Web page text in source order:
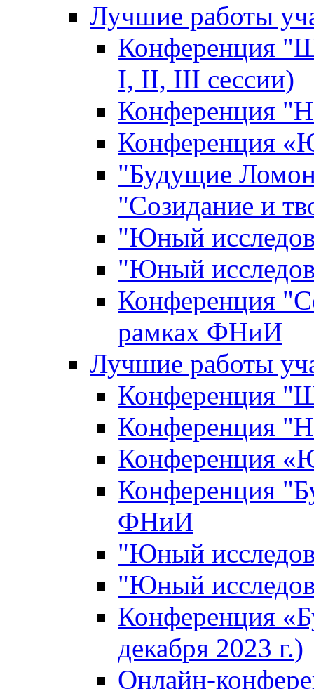
Лучшие работы
Конференция
I, II, III сессии)
Конференция
Конференция
"Будущие
"Созидание и
"Юный
"Юный
Конференция
рамках ФНиИ
Лучшие работы
Конференция
Конференция
Конференция
Конференция
ФНиИ
"Юный
"Юный
Конференция
декабря 2023 г.)
Онлайн-